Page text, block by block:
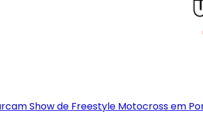
Show de Freestyle Motocross em